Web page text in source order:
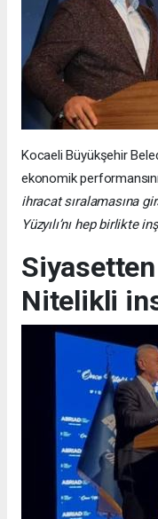
Kocaeli Büyükşehir
ekonomik
ihracat sıralamasına
Yüzyılı’nı hep birlikte
Nitelikli